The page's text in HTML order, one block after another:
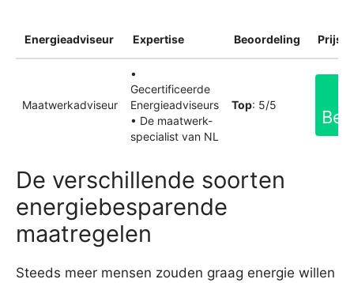
Energieadviseur Expertise Beoordeling
Maatwerkadviseur
•
Gecertificeerde
Energieadviseurs
• De maatwerk-
specialist van NL
Top: 5/5
De verschillende soorten
energiebesparende
maatregelen
Steeds meer mensen zouden graag energie willen